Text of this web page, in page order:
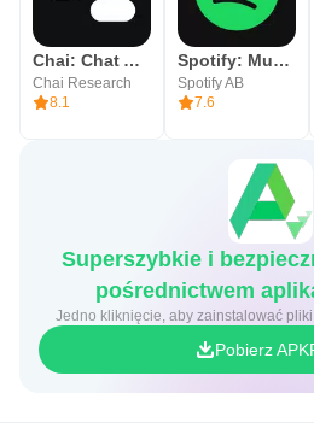
Chai: Chat AI Platform
Chai Research
8.1
Spotify: Music and Podcasts
Spotify AB
7.6
Superszybkie i
Jedno kliknięcie, aby
Pobierz